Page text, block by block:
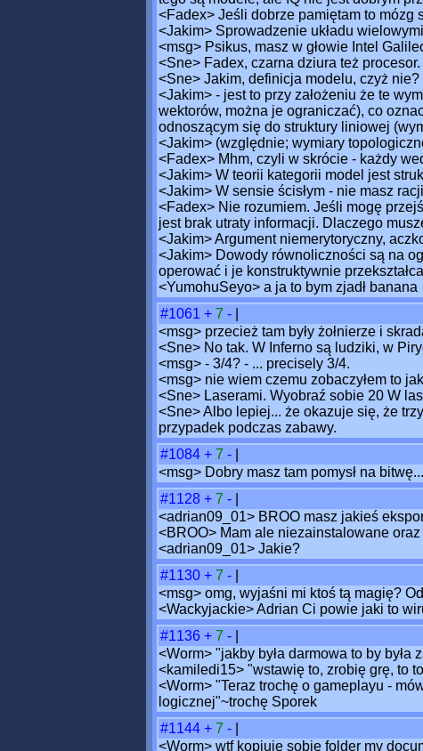
<Fadex> Jeśli dobrze pamiętam to mózg
<Jakim> Sprowadzenie układu
<msg> Psikus, masz w głowie Intel
<Sne> Fadex, czarna dziura też procesor.
<Sne> Jakim, definicja modelu, czyż nie?
<Jakim> - jest to przy założeniu że te
wektorów, można je ograniczać), co
odnoszącym się do struktury liniowej
<Jakim> (względnie; wymiary
<Fadex> Mhm, czyli w skrócie - każdy
<Jakim> W teorii kategorii model jest
<Jakim> W sensie ścisłym - nie masz
<Fadex> Nie rozumiem. Jeśli mogę
jest brak utraty informacji. Dlaczego
<Jakim> Argument niemerytoryczny,
<Jakim> Dowody równoliczności są na
operować i je konstruktywnie
<YumohuSeyo> a ja to bym zjadł banana
#1061 + 7 -
<msg> przecież tam były żołnierze i
<Sne> No tak. W Inferno są ludziki, w
<msg> - 3/4? - ... precisely 3/4.
<msg> nie wiem czemu zobaczyłem to
<Sne> Laserami. Wyobraź sobie 20 W
<Sne> Albo lepiej... że okazuje się, że
przypadek podczas zabawy.
#1084 + 7 -
<msg> Dobry masz tam pomysł na
#1128 + 7 -
<adrian09_01> BROO masz jakieś
<BROO> Mam ale niezainstalowane
<adrian09_01> Jakie?
#1130 + 7 -
<msg> omg, wyjaśni mi ktoś tą magię?
<Wackyjackie> Adrian Ci powie jaki to
#1136 + 7 -
<Worm> "jakby była darmowa to by była
<kamiledi15> "wstawię to, zrobię grę, to
<Worm> "Teraz trochę o gameplayu -
logicznej"~trochę Sporek
#1144 + 7 -
<Worm> wtf kopiuję sobie folder my